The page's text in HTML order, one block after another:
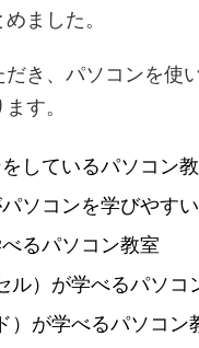
ました。
き、パソコンを使
す。
しているパソコン
ソコンを学びやす
るパソコン教室
ル）が学べるパソコ
）が学べるパソコン